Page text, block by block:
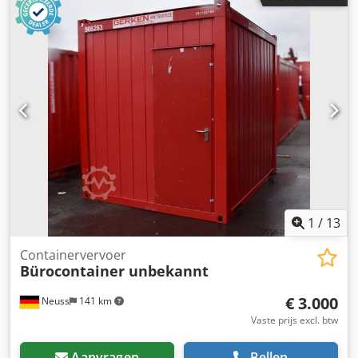
staal, Bouwjaar:2003, Haakarmbak DTM 16 TON – Kraan
ATLAS 125.1 – 3 hydraulische functies met rotor –
Totaalgewicht 19.000 kg – Ledig gewicht 10.790 kg –
Wielbasis 4.925 mm = Aanvullende informatie = Vering:
bladveer Vooras: stuurbaar Ledig gewicht: 10.790 kg
Laadvermogen: 8.210 kg Maximaal toegestaan
totaalgewicht: 19.000 kg Referentienummer: 14 Codpfx
Aezr Ng Isbujrf = Bedrijfsinformatie = Wij zijn gevestigd
tussen Antwerpen en Brussel, langs de A12-snelweg, in de
buurt van de haven van Antwerpen. Openingstijden: van
maandag tot en met vrijdag doorlopend van 8.30 uur tot
19.00 uur.
1 / 13
Neuss 141 km
Containervervoer
Bürocontainer unbekannt
€ 3.000
Vaste prijs excl. btw